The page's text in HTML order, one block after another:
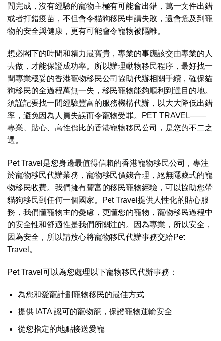
間完成，沒有經驗的寵物主極有可能會出錯，萬一文件出錯
或者打錯疫苗，不但會令貓狗移民申請失敗，還會危及到寵
物的安全與健康，更有可能會令寵物被隔離。
想必閣下的時間和精力最寶貴，專業的事應該交由專業的人
去做，才能保證成功率。所以辦理動物移民程序，最好找一
間專業穩妥的香港寵物移民公司協助代辦相關手續，確保貓
狗移民的全過程萬無一失，移民寵物能夠順利到達目的地。
須謹記要找一間經驗豐富的服務機構代辦，以大大降低出錯
率，避免因為人員失誤而令寵物受罪。PET TRAVEL——
專業、貼心、高性價比的香港寵物移民公司，是您的不二之
選。
Pet Travel是您身邊最值得信賴的香港寵物移民公司，專注
於寵物移民代辦業務，寵物移民價錢合理，絕無隱藏式的寵
物移民收費。我們擁有豐富的移民寵物經驗，可以協助您帶
貓狗移民到任何一個國家。Pet Travel提供人性化的貼心服
務，我們懂寵物主的憂慮，更懂您的寵物，寵物移民過程中
的安全性和舒適性是我們所關注的。因為專業，所以安全，
因為安全，所以請放心將寵物移民代辦事務交給Pet
Travel。
Pet Travel可以為您處理以下寵物移民代辦事務：
為您和愛寵計劃寵物移民的最佳方式
提供 IATA 認可的寵物籠，保證寵物運輸安全
從您指定的地點接送愛寵